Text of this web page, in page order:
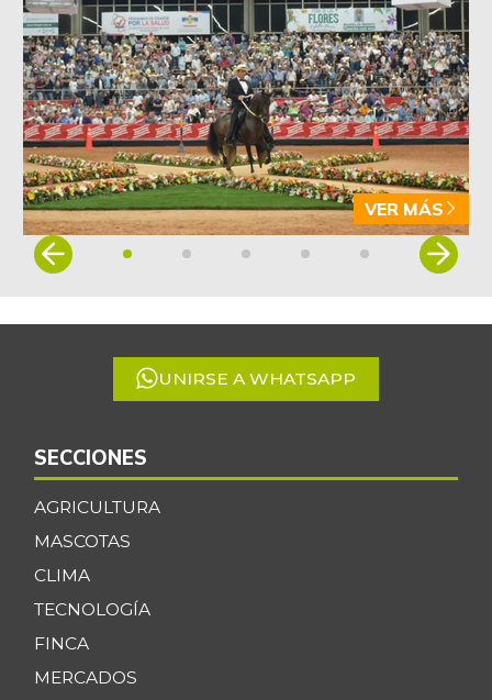
VER MÁS
Item
5
UNIRSE A WHATSAPP
SECCIONES
AGRICULTURA
MASCOTAS
CLIMA
TECNOLOGÍA
FINCA
MERCADOS